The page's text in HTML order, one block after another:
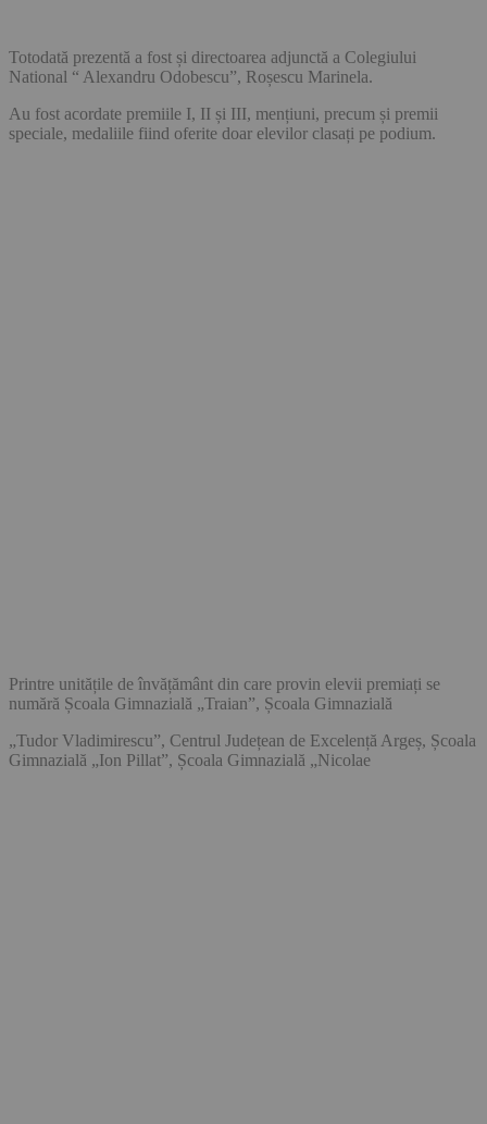
Totodată prezentă a fost și directoarea adjunctă a Colegiului
National “ Alexandru Odobescu”, Roșescu Marinela.
Au fost acordate premiile I, II și III, mențiuni, precum și premii
speciale, medaliile fiind oferite doar elevilor clasați pe podium.
Printre unitățile de învățământ din care provin elevii premiați se
numără Școala Gimnazială „Traian”, Școala Gimnazială
„Tudor Vladimirescu”, Centrul Județean de Excelență Argeș, Școala
Gimnazială „Ion Pillat”, Școala Gimnazială „Nicolae